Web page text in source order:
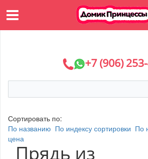
+7 (906)
Сортировать по:
По названию По индексу сортировки По
цена
Прядь из